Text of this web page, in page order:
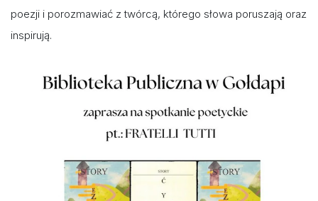
poezji i porozmawiać z twórcą, którego słowa poruszają oraz
inspirują.